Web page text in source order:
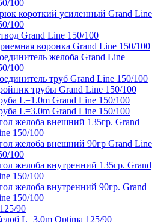
100
короткий усиленный Grand Line
100
Grand Line 150/100
воронка Grand Line 150/100
желоба Grand Line
100
труб Grand Line 150/100
трубы Grand Line 150/100
L=1.0m Grand Line 150/100
L=3.0m Grand Line 150/100
желоба внешний 135гр. Grand
150/100
желоба внешний 90гр Grand Line
100
желоба внутренний 135гр. Grand
150/100
желоба внутренний 90гр. Grand
150/100
90
L=3.0m Optima 125/90